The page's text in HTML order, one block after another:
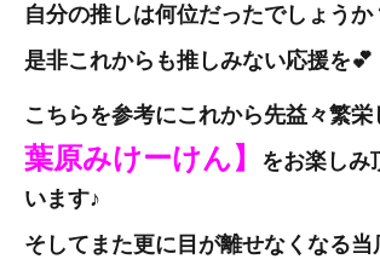
自分の推しは何位だったでしょうか
是非これからも推しみない応援を💕
こちらを参考にこれから先益々繁栄
葉原みけーけん】
をお楽しみ
います♪
そしてまた更に目が離せなくなる